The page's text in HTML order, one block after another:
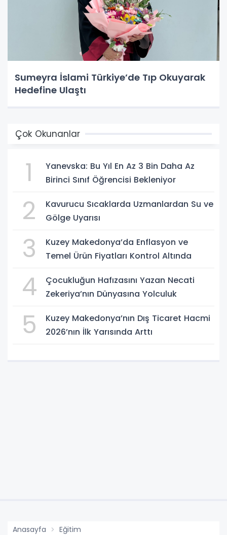
Sumeyra İslami Türkiye’de Tıp Okuyarak
Hedefine Ulaştı
Çok Okunanlar
1
Yanevska: Bu Yıl En Az 3 Bin Daha Az
Birinci Sınıf Öğrencisi Bekleniyor
2
Kavurucu Sıcaklarda Uzmanlardan Su ve
Gölge Uyarısı
3
Kuzey Makedonya’da Enflasyon ve
Temel Ürün Fiyatları Kontrol Altında
4
Çocukluğun Hafızasını Yazan Necati
Zekeriya’nın Dünyasına Yolculuk
5
Kuzey Makedonya’nın Dış Ticaret Hacmi
2026’nın İlk Yarısında Arttı
Anasayfa Eğitim